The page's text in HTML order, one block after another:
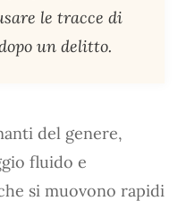
le tracce di
un delitto.
del genere,
fluido e
si muovono rapidi